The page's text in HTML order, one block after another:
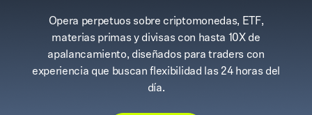
Opera perpetuos sobre criptomonedas, ETF,
materias primas y divisas con hasta 10X de
apalancamiento, diseñados para traders con
experiencia que buscan flexibilidad las 24 horas del
día.